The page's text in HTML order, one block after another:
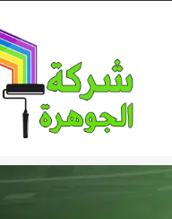
content